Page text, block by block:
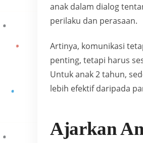
anak dalam dialog
perilaku dan perasaan.
Artinya, komunikasi
penting, tetapi harus
Untuk anak 2 tahun,
lebih efektif daripada
Ajarkan